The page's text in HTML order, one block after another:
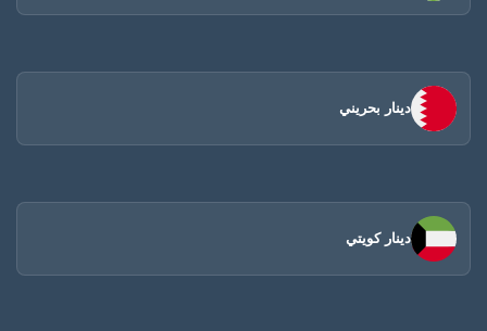
دينار بحريني
دينار كويتي